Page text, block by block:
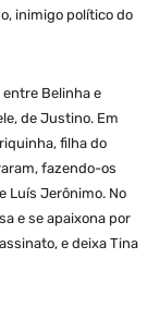
inimigo político do
entre Belinha e
de Justino. Em
filha do
fazendo-os
Luís Jerônimo. No
e se apaixona por
e deixa Tina